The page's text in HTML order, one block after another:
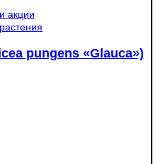
акции
pungens «Glauca»)